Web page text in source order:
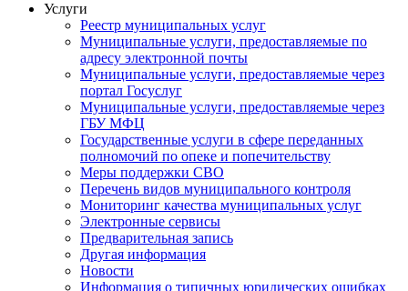
Услуги
Реестр муниципальных услуг
Муниципальные услуги, предоставляемые по
адресу электронной почты
Муниципальные услуги, предоставляемые через
портал Госуслуг
Муниципальные услуги, предоставляемые через
ГБУ МФЦ
Государственные услуги в сфере переданных
полномочий по опеке и попечительству
Меры поддержки СВО
Перечень видов муниципального контроля
Мониторинг качества муниципальных услуг
Электронные сервисы
Предварительная запись
Другая информация
Новости
Информация о типичных юридических ошибках